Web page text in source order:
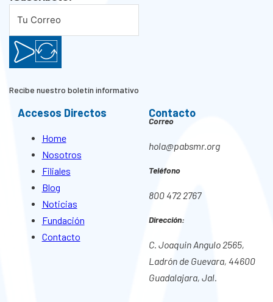
Recibe nuestro boletín informativo
Accesos Directos
Home
Nosotros
Filiales
Blog
Noticias
Fundación
Contacto
Contacto
Correo
hola@pabsmr.org
Teléfono
800 472 2767
Dirección:
C. Joaquin Angulo 2565,
Ladrón de Guevara, 44600
Guadalajara, Jal.